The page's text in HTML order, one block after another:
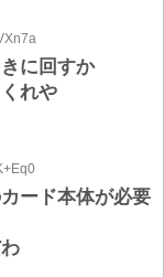
に回すか
れや
ード本体が必要